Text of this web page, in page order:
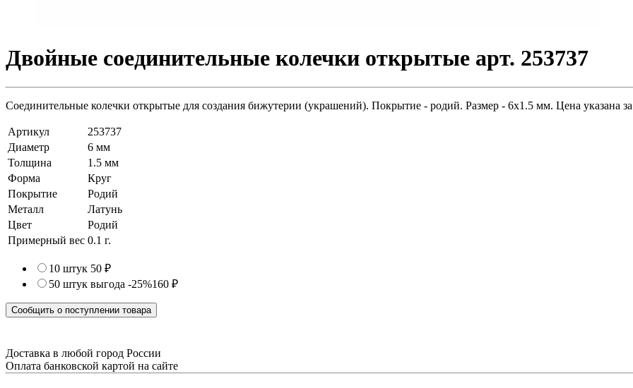
Двойные соединительные колечки открытые арт. 253737
Соединительные колечки открытые для создания бижутерии (украшений). Покрытие - родий. Размер - 6х1.5 мм. Цена указана за
Артикул
253737
Диаметр
6 мм
Толщина
1.5 мм
Форма
Круг
Покрытие
Родий
Металл
Латунь
Цвет
Родий
Примерный вес 0.1 г.
10 штук 50 ₽
50 штук выгода -25%160 ₽
Сообщить о поступлении товара
Доставка в любой город России
Оплата банковской картой на сайте